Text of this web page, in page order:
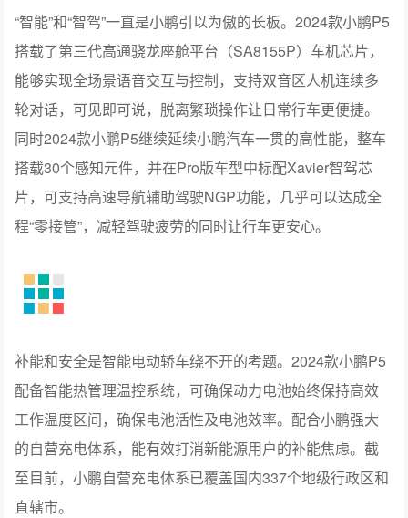
“智能”和“智驾”一直是小鹏引以为傲的长板。2024款小鹏P5
搭载了第三代高通骁龙座舱平台（SA8155P）车机芯片，
能够实现全场景语音交互与控制，支持双音区人机连续多
轮对话，可见即可说，脱离繁琐操作让日常行车更便捷。
同时2024款小鹏P5继续延续小鹏汽车一贯的高性能，整车
搭载30个感知元件，并在Pro版车型中标配Xavier智驾芯
片，可支持高速导航辅助驾驶NGP功能，几乎可以达成全
程“零接管”，减轻驾驶疲劳的同时让行车更安心。
补能和安全是智能电动轿车绕不开的考题。2024款小鹏P5
配备智能热管理温控系统，可确保动力电池始终保持高效
工作温度区间，确保电池活性及电池效率。配合小鹏强大
的自营充电体系，能有效打消新能源用户的补能焦虑。截
至目前，小鹏自营充电体系已覆盖国内337个地级行政区和
直辖市。